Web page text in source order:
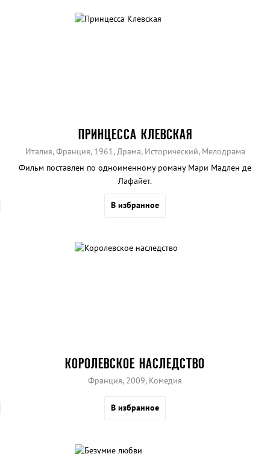
ПРИНЦЕССА КЛЕВСКАЯ
Италия, Франция, 1961, Драма, Исторический, Мелодрама
Фильм поставлен по одноименному роману Мари Мадлен де
Лафайет.
В избранное
КОРОЛЕВСКОЕ НАСЛЕДСТВО
Франция, 2009, Комедия
В избранное